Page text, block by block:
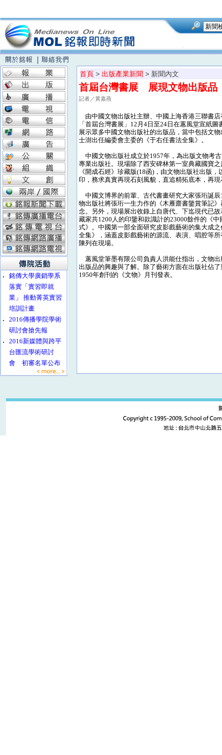
‧
銘傳大學廣銷學系
落實「實習即就
業」 推動菁英實習
培訓計畫
‧
2016傳播學院學術
研討會搶先報
‧
2016新媒體與跨平
台匯流學術研討
會 初審名單公布
首頁 > 出版產業新聞 > 新聞內文
首屆台灣書展 展現文物出版品
記者／黃嘉燕
由中國文物出版社主辦、中國上海香港三聯書
「首屆台灣書展」12月4日至24日在蕙風堂宣紙圖
展示眾多中國文物出版社的出版品，當中包括文
士澍出任編委會主委的《于右任書法全集》。
中國文物出版社成立於1957年，為出版文物考
專業出版社。現場除了西安碑林第一室典藏國寶
《開成石經》珍藏版(18函)，由文物出版社出版，
印，務求真實再現石刻風貌，直追精拓底本，再
中國文博界的前輩、古代書畫研究大家張珩誕
物出版社將張珩一生力作的《木雁齋書鑒賞筆記
念。另外，現場展出收錄上自唐代、下迄現代已
藏家共1200人的印鑒和款識計的23000餘件的《
式》。中國第一部全面研究皮影戲藝術的集大成
全集》，涵蓋皮影戲藝術的源流、表演、唱腔等
陳列在現場。
蕙風堂筆墨有限公司負責人洪能仕指出，文物
出版品的興趣與了解。除了藝術方面在出版社佔
1950年創刊的《文物》月刊發表。